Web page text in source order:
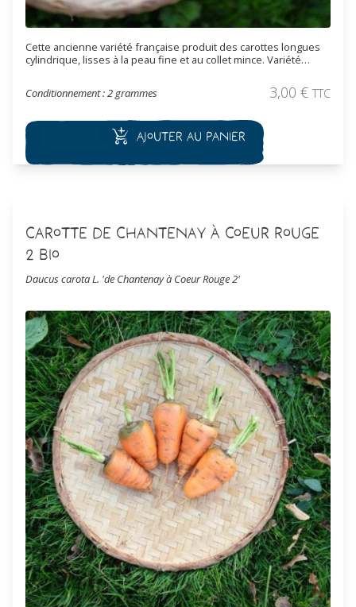
Cette ancienne variété française produit des carottes longues
cylindrique, lisses à la peau fine et au collet mince. Variété
elle est bien adaptée à la culture de primeur sous abri. Sa belle
couleur orange et sa chair plus foncé offre une saveur
bonne conservation.
Conditionnement : 2 grammes 3,00 € TTC
Ajouter au panier
Carotte de Chantenay à Coeur Rouge
2 Bio
Daucus carota L. 'de Chantenay à Coeur Rouge 2'